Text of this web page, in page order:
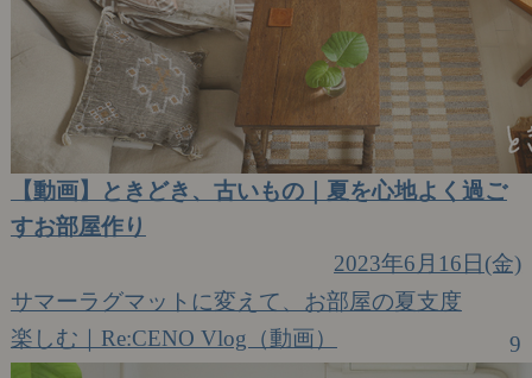
【動画】ときどき、古いもの｜夏を心地よく過ご
すお部屋作り
2023年6月16日(金)
サマーラグマットに変えて、お部屋の夏支度
楽しむ｜Re:CENO Vlog（動画）
9